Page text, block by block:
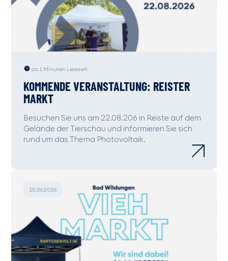
ca. 1 Minuten Lesezeit
KOMMENDE VERANSTALTUNG: REISTER
MARKT
Besuchen Sie uns am 22.08.206 in Reiste auf dem
Gelände der Tierschau und informieren Sie sich
rund um das Thema Photovoltaik.
15.06.2026